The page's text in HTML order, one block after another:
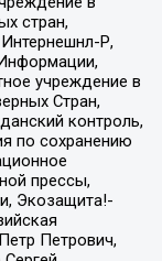
стран,
Р,
учреждение в
Стран,
контроль,
по сохранению
прессы,
Экозащита!-
Петрович,